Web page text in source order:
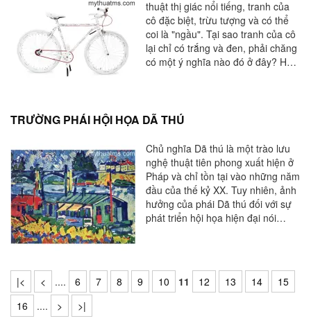
thuật thị giác nổi tiếng, tranh của
cô đặc biệt, trừu tượng và có thể
coi là "ngầu". Tại sao tranh của cô
lại chỉ có trắng và đen, phải chăng
có một ý nghĩa nào đó ở đây? Hãy
TRƯỜNG PHÁI HỘI HỌA DÃ THÚ
Chủ nghĩa Dã thú là một trào lưu
nghệ thuật tiên phong xuất hiện ở
Pháp và chỉ tồn tại vào những năm
đầu của thế kỷ XX. Tuy nhiên, ảnh
hưởng của phái Dã thú đối với sự
phát triển hội họa hiện đại nói
đề cho sự ra đời của nghệ thuật
Lập thể và Trừu tượng sau này.
|< < .... 6 7 8 9 10 11 12 13 14
15
16
.... > >|